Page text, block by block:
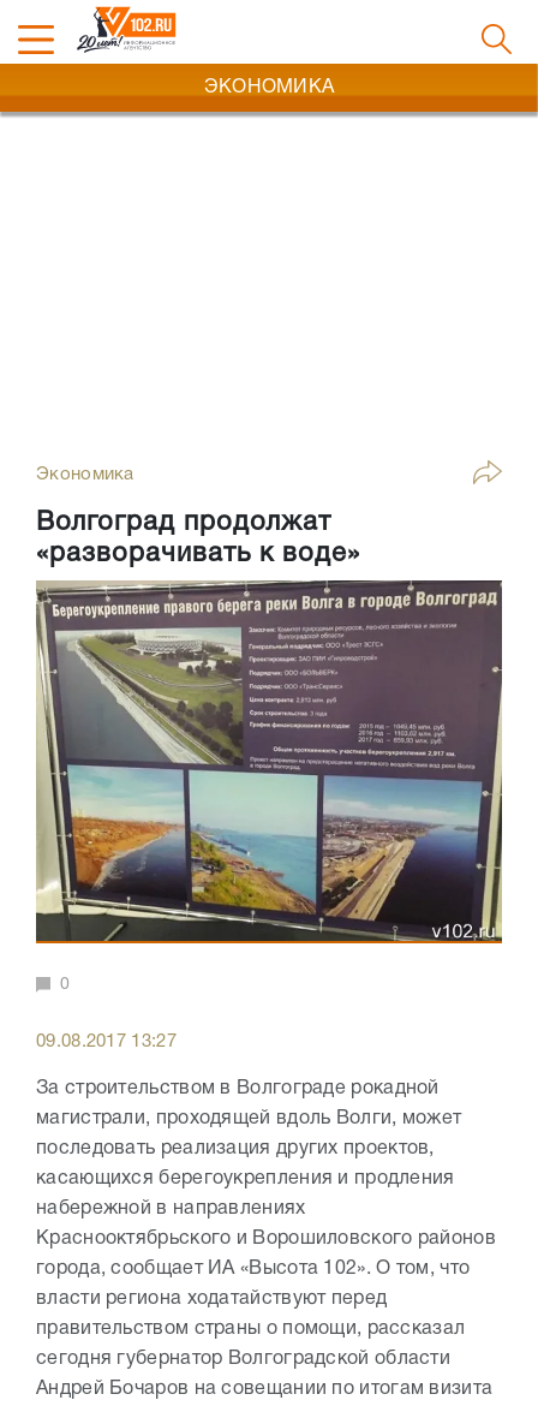
ЭКОНОМИКА
Экономика
Волгоград продолжат
«разворачивать к воде»
0
09.08.2017 13:27
За строительством в Волгограде рокадной
магистрали, проходящей вдоль Волги, может
последовать реализация других проектов,
касающихся берегоукрепления и продления
набережной в направлениях
Краснооктябрьского и Ворошиловского районов
города, сообщает ИА «Высота 102». О том, что
власти региона ходатайствуют перед
правительством страны о помощи, рассказал
сегодня губернатор Волгоградской области
Андрей Бочаров на совещании по итогам визита